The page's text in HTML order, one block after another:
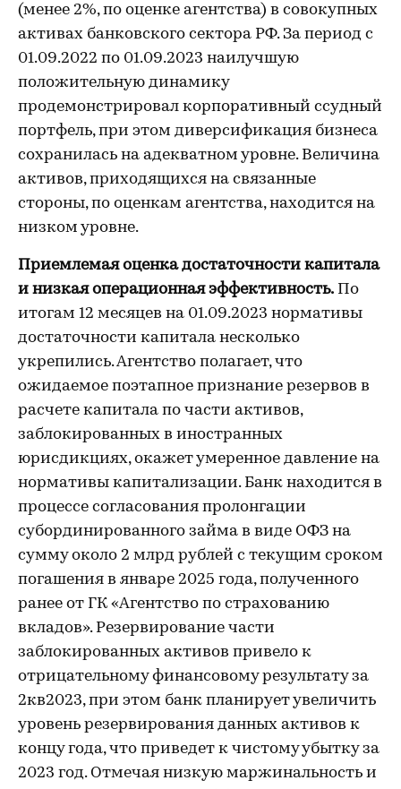
(менее 2%, по оценке агентства) в совокупных
активах банковского сектора РФ. За период с
01.09.2022 по 01.09.2023 наилучшую
положительную динамику
продемонстрировал корпоративный ссудный
портфель, при этом диверсификация бизнеса
сохранилась на адекватном уровне. Величина
активов, приходящихся на связанные
стороны, по оценкам агентства, находится на
низком уровне.
Приемлемая оценка достаточности капитала
и низкая операционная эффективность. По
итогам 12 месяцев на 01.09.2023 нормативы
достаточности капитала несколько
укрепились. Агентство полагает, что
ожидаемое поэтапное признание резервов в
расчете капитала по части активов,
заблокированных в иностранных
юрисдикциях, окажет умеренное давление на
нормативы капитализации. Банк находится в
процессе согласования пролонгации
субординированного займа в виде ОФЗ на
сумму около 2 млрд рублей с текущим сроком
погашения в январе 2025 года, полученного
ранее от ГК «Агентство по страхованию
вкладов». Резервирование части
заблокированных активов привело к
отрицательному финансовому результату за
2кв2023, при этом банк планирует увеличить
уровень резервирования данных активов к
концу года, что приведет к чистому убытку за
2023 год. Отмечая низкую маржинальность и